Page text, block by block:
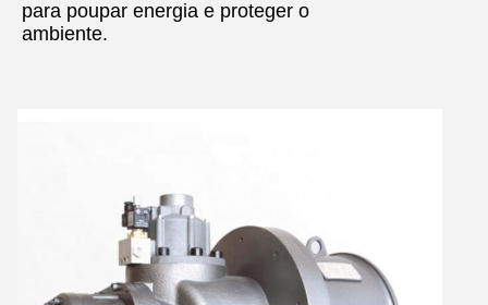
para poupar energia e proteger o
ambiente.